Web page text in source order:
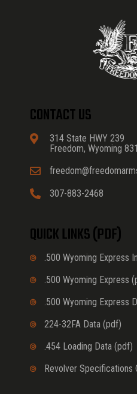
CONTACT US
314 State HWY 239
Freedom, Wyoming
307-883-2468
QUICK LINKS (PDF)
.500 Wyoming Express
.500 Wyoming Express
.500 Wyoming Express
224-32FA Data (pdf)
.454 Loading Data (pdf)
Revolver Specifications